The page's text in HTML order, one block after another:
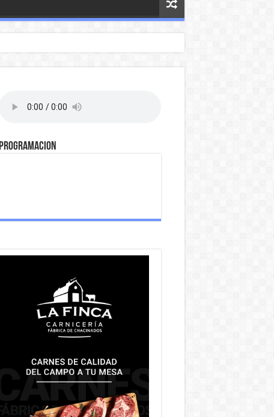
PROGRAMACION